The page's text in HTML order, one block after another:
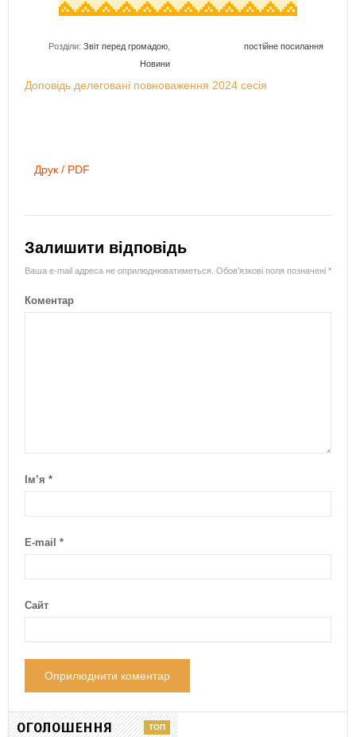
Розділи: Звіт перед громадою
Новини
постійне посилання
Доповідь делеговані повноваження 2024 сесія
Друк / PDF
Залишити відповідь
Ваша e-mail адреса не оприлюднюватиметься. Обов’язкові поля позначені *
Коментар
Ім’я *
E-mail *
Сайт
ОГОЛОШЕННЯ